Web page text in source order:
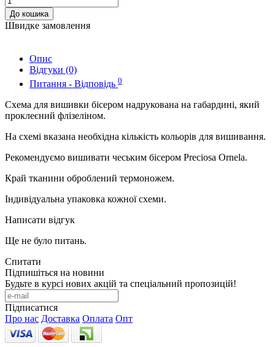
До кошика
Швидке замовлення
Опис
Відгуки (0)
Питання - Відповідь 0
Схема для вишивки бісером надрукована на габардині, який
проклеєний флізеліном.
На схемі вказана необхідна кількість кольорів для вишивання.
Рекомендуємо вишивати чеським бісером Preciosa Ornela.
Край тканини оброблений термоножем.
Індивідуальна упаковка кожної схеми.
Написати відгук
Ще не було питань.
Спитати
Підпишіться на новини
Будьте в курсі нових акцій та спеціальний пропозицій!
Підписатися
Про нас Доставка Оплата Опт